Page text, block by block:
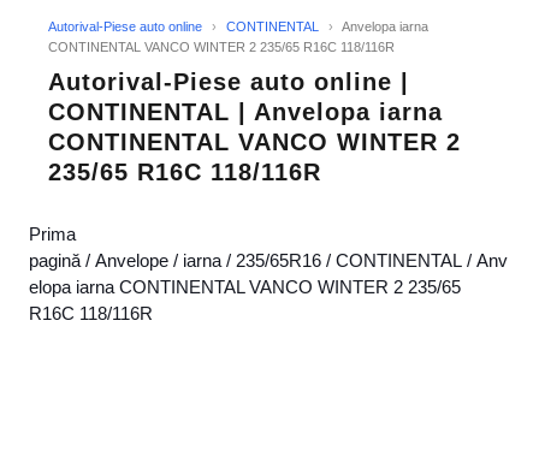
Autorival-Piese auto online › CONTINENTAL ›
Anvelopa iarna
CONTINENTAL VANCO WINTER 2 235/65 R16C 118/116R
Autorival-Piese auto online |
CONTINENTAL | Anvelopa iarna
CONTINENTAL VANCO WINTER 2
235/65 R16C 118/116R
Prima
pagină / Anvelope / iarna / 235/65R16 / CONTINENTAL / Anv
elopa iarna CONTINENTAL VANCO WINTER 2 235/65
R16C 118/116R